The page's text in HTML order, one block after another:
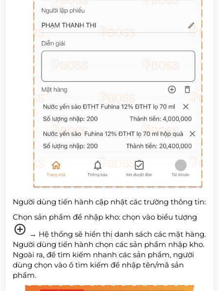
Người dùng tiến hành cập nhật các trường thông tin:
Chọn sản phẩm để nhập kho: chọn vào biểu tượng
→ Hệ thống sẽ hiển thị danh sách các mặt hàng.
Người dùng tiến hành chọn các sản phẩm nhập kho.
Ngoài ra, để tìm kiếm nhanh các sản phẩm, người
dùng chọn vào ô tìm kiếm để nhập tên/mã sản
phẩm.